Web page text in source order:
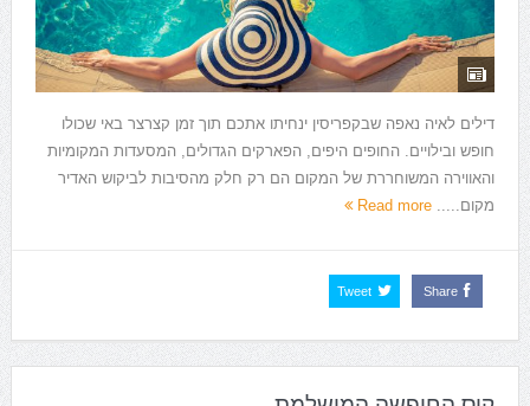
דילים לאיה נאפה שבקפריסין ינחיתו אתכם תוך זמן קצרצר באי שכולו
חופש ובילויים. החופים היפים, הפארקים הגדולים, המסעדות המקומיות
והאווירה המשוחררת של המקום הם רק חלק מהסיבות לביקוש האדיר
מקום..... Read more
Share
Tweet